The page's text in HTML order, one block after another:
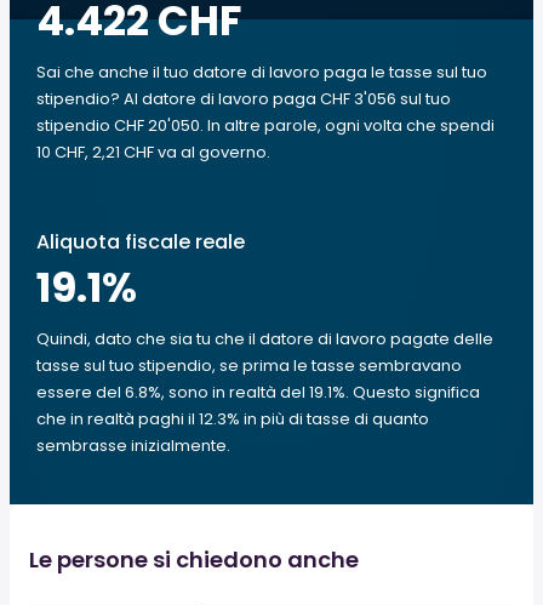
4.422 CHF
Sai che anche il tuo datore di lavoro paga le tasse sul tuo
stipendio? Al datore di lavoro paga CHF 3'056 sul tuo
stipendio CHF 20'050. In altre parole, ogni volta che spendi
10 CHF, 2,21 CHF va al governo.
Aliquota fiscale reale
19.1%
Quindi, dato che sia tu che il datore di lavoro pagate delle
tasse sul tuo stipendio, se prima le tasse sembravano
essere del 6.8%, sono in realtà del 19.1%. Questo significa
che in realtà paghi il 12.3% in più di tasse di quanto
sembrasse inizialmente.
Le persone si chiedono anche